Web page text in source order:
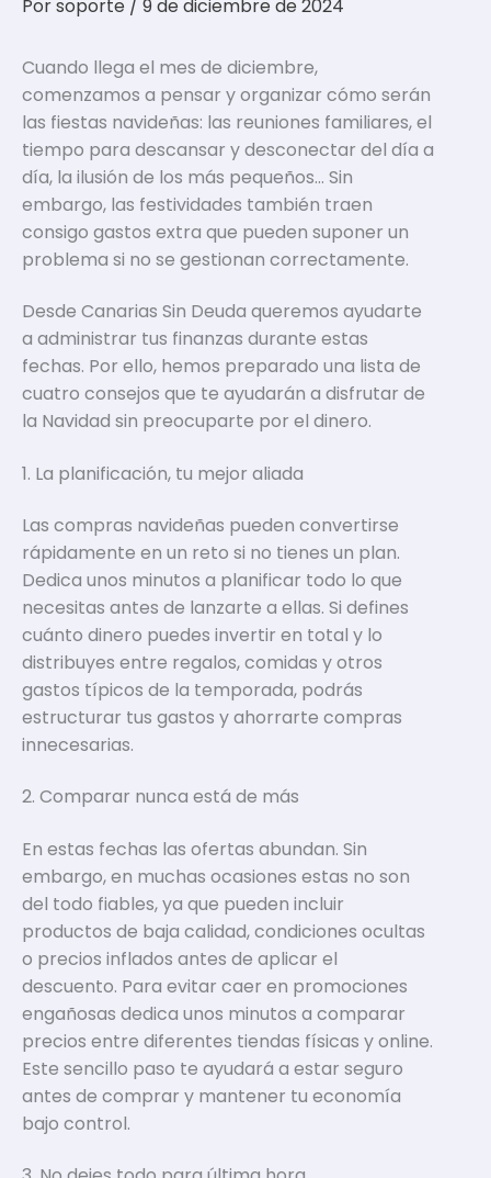
Porsoporte / 9 de diciembre de 2024
Cuando llega el mes de diciembre,
comenzamos a pensar y organizar cómo serán
las fiestas navideñas: las reuniones familiares, el
tiempo para descansar y desconectar del día a
día, la ilusión de los más pequeños… Sin
embargo, las festividades también traen
consigo gastos extra que pueden suponer un
problema si no se gestionan correctamente.
Desde Canarias Sin Deuda queremos ayudarte
a administrar tus finanzas durante estas
fechas. Por ello, hemos preparado una lista de
cuatro consejos que te ayudarán a disfrutar de
la Navidad sin preocuparte por el dinero.
1. La planificación, tu mejor aliada
Las compras navideñas pueden convertirse
rápidamente en un reto si no tienes un plan.
Dedica unos minutos a planificar todo lo que
necesitas antes de lanzarte a ellas. Si defines
cuánto dinero puedes invertir en total y lo
distribuyes entre regalos, comidas y otros
gastos típicos de la temporada, podrás
estructurar tus gastos y ahorrarte compras
innecesarias.
2. Comparar nunca está de más
En estas fechas las ofertas abundan. Sin
embargo, en muchas ocasiones estas no son
del todo fiables, ya que pueden incluir
productos de baja calidad, condiciones ocultas
o precios inflados antes de aplicar el
descuento. Para evitar caer en promociones
engañosas dedica unos minutos a comparar
precios entre diferentes tiendas físicas y online.
Este sencillo paso te ayudará a estar seguro
antes de comprar y mantener tu economía
bajo control.